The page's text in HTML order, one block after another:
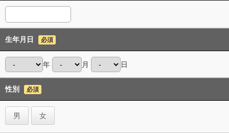
生年月日 必須
年 月 日
性別 必須
男 女